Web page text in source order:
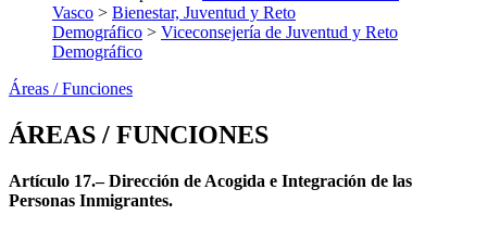
Vasco > Bienestar, Juventud y Reto
Demográfico > Viceconsejería de Juventud y Reto
Demográfico
Áreas / Funciones
ÁREAS / FUNCIONES
Artículo 17.– Dirección de Acogida e Integración de las
Personas Inmigrantes.